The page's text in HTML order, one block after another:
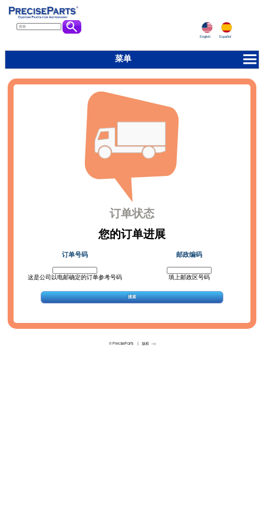
English Español
菜单
订单状态
您的订单进展
订单号码
这是公司以电邮确定的订单参考号码
邮政编码
填上邮政区号码
© PreciseParts | 版权 -->